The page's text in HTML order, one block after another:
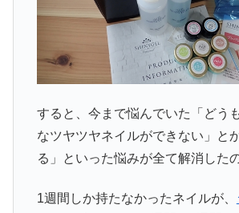
すると、今まで悩んでいた「どう
なツヤツヤネイルができない」と
る」といった悩みが全て解消した
1週間しか持たなかったネイルが、